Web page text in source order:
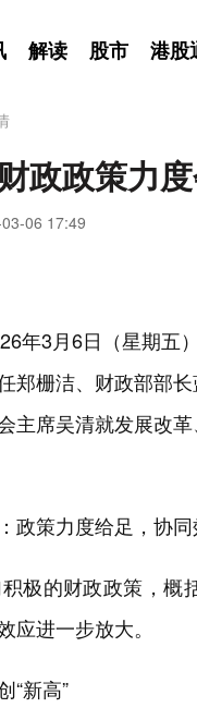
解读 股市 港股
政政策力
06 17:49
年3月6日（星期五
郑栅洁、财政部部
主席吴清就发展改
政策力度给足，协
极的财政政策，
应进一步放大。
“新高”